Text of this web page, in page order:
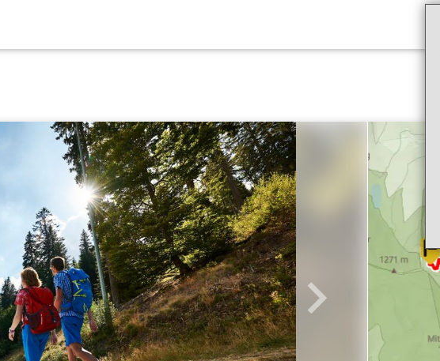
Weiter